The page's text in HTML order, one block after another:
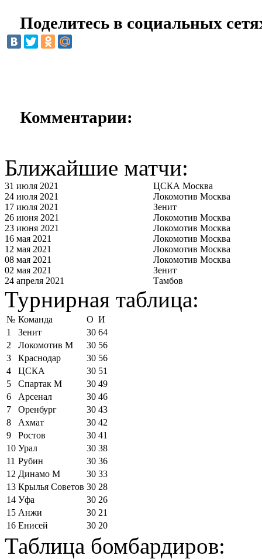
Поделитесь в социальных
Комментарии:
Ближайшие матчи:
31 июля 2021
ЦСКА Москва
24 июля 2021
Локомотив Москва
17 июля 2021
Зенит
26 июня 2021
Локомотив Москва
23 июня 2021
Локомотив Москва
16 мая 2021
Локомотив Москва
12 мая 2021
Локомотив Москва
08 мая 2021
Локомотив Москва
02 мая 2021
Зенит
24 апреля 2021
Тамбов
Турнирная таблица:
№ Команда О И
1
Зенит 30 64
2
Локомотив М 30 56
3
Краснодар 30 56
4
ЦСКА 30 51
5
Спартак М 30 49
6
Арсенал 30 46
7
Оренбург 30 43
8
Ахмат 30 42
9
Ростов 30 41
10 Урал 30 38
11 Рубин 30 36
12 Динамо М 30 33
13 Крылья Советов 30 28
14 Уфа 30 26
15 Анжи 30 21
16 Енисей 30 20
Таблица бомбардиров: